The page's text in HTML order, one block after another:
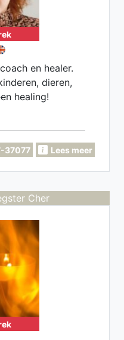
en healer.
dieren,
healing!
37077 Lees meer
Cher